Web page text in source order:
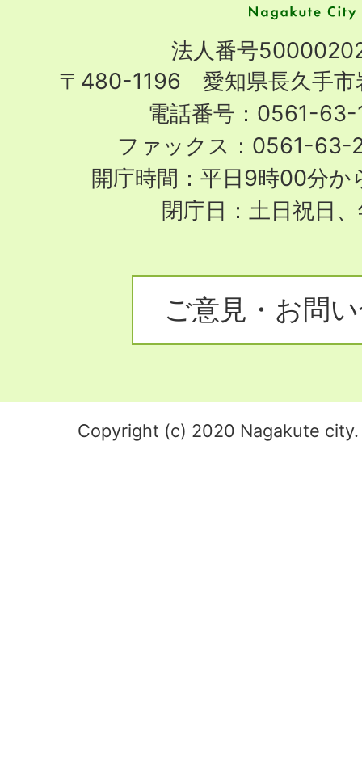
City
法人番号
〒480-1196 愛知県長久手市
電話番号：0561-63-
ファックス：0561-63-
開庁時間：平日9時00分
閉庁日：土日祝日
ご意見・お問
Copyright (c) 2020 Nagakute